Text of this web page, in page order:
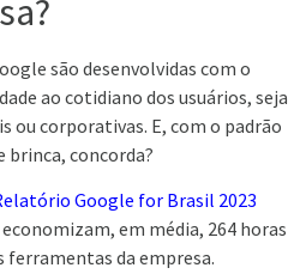
são desenvolvidas com o
ao cotidiano dos usuários, seja
ou corporativas. E, com o padrão
brinca, concorda?
Google for Brasil 2023
em média, 264 horas
ferramentas da empresa.